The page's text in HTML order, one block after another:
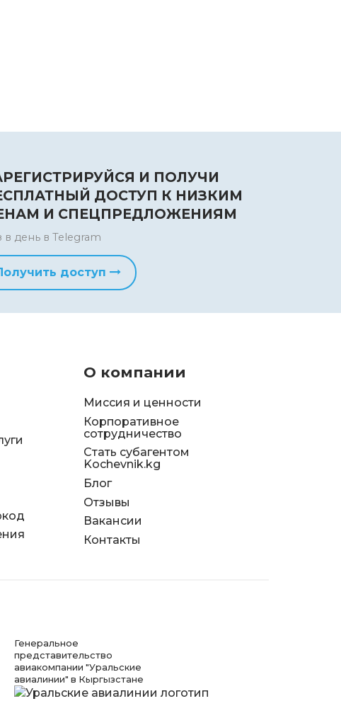
И ПОЛУЧИ
ДОСТУП К НИЗКИМ
И СПЕЦПРЕДЛОЖЕНИЯМ
в день в Telegram
доступ
О компании
Миссия и ценности
Корпоративное
сотрудничество
Стать субагентом
Kochevnik.kg
Блог
Отзывы
Вакансии
Контакты
Генеральное
представительство
авиакомпании "Уральские
авиалинии" в Кыргызстане